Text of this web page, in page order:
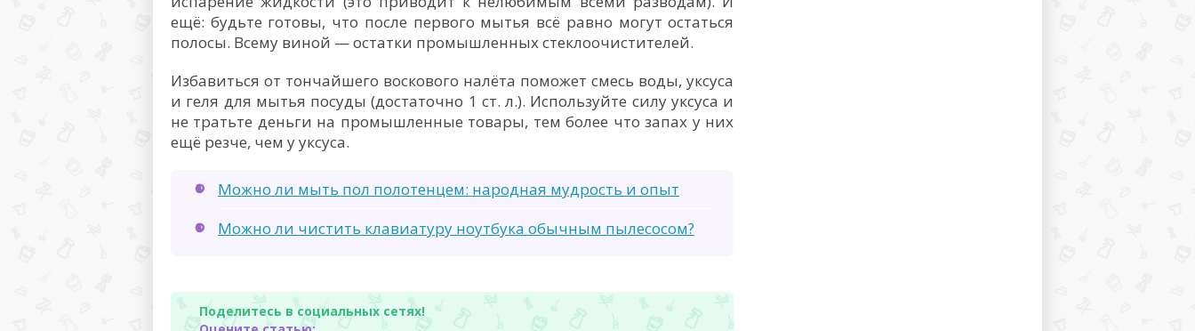
ещё: будьте готовы, что после первого мытья всё равно могут остаться
полосы. Всему виной — остатки промышленных стеклоочистителей.
Избавиться от тончайшего воскового налёта поможет смесь воды, уксуса
и геля для мытья посуды (достаточно 1 ст. л.). Используйте силу уксуса и
не тратьте деньги на промышленные товары, тем более что запах у них
ещё резче, чем у уксуса.
Можно ли мыть пол полотенцем: народная мудрость и опыт
Можно ли чистить клавиатуру ноутбука обычным пылесосом?
Поделитесь в социальных сетях!